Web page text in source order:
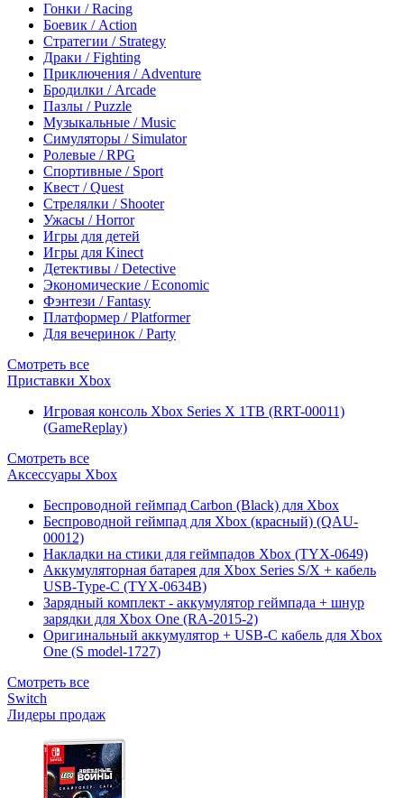
Гонки / Racing
Боевик / Action
Стратегии / Strategy
Драки / Fighting
Приключения / Adventure
Бродилки / Arcade
Пазлы / Puzzle
Музыкальные / Music
Симуляторы / Simulator
Ролевые / RPG
Спортивные / Sport
Квест / Quest
Стрелялки / Shooter
Ужасы / Horror
Игры для детей
Игры для Kinect
Детективы / Detective
Экономические / Economic
Фэнтези / Fantasy
Платформер / Platformer
Для вечеринок / Party
Смотреть все
Приставки Xbox
Игровая консоль Xbox Series X 1TB (RRT-00011)
(GameReplay)
Смотреть все
Аксессуары Xbox
Беспроводной геймпад Carbon (Black) для Xbox
Беспроводной геймпад для Xbox (красный) (QAU-
00012)
Накладки на стики для геймпадов Xbox (TYX-0649)
Аккумуляторная батарея для Xbox Series S/X + кабель
USB-Type-C (TYX-0634B)
Зарядный комплект - аккумулятор геймпада + шнур
зарядки для Xbox One (RA-2015-2)
Оригинальный аккумулятор + USB-C кабель для Xbox
One (S model-1727)
Смотреть все
Switch
Лидеры продаж